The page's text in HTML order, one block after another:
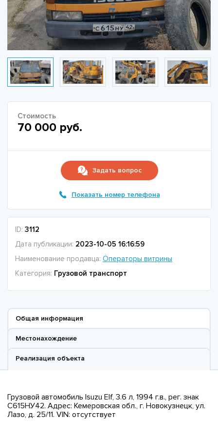
Стоимость
70 000 руб.
Задать вопрос
Показать номер телефона
ID: 3112
Дата публикации: 2023-10-05 16:16:59
Наименование продавца: Операторы витрины
Категория: Грузовой транспорт
Общая информация
Местонахождение
Реализация объекта
Грузовой автомобиль Isuzu Elf, 3.6 л, 1994 г.в., рег. знак
С615НУ42. Адрес: Кемеровская обл., г. Новокузнецк, ул.
Лазо, д. 25/11. VIN: отсутствует